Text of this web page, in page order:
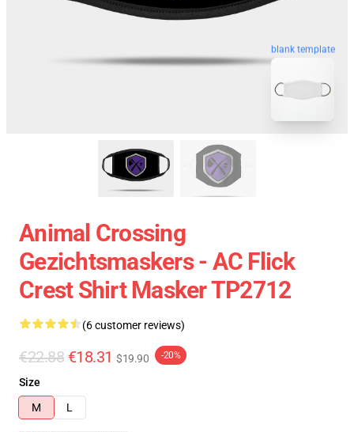
blank template
Animal Crossing
Gezichtsmaskers - AC Flick
Crest Shirt Masker TP2712
(6 customer reviews)
€22.88 €18.31 $19.90 -20%
Size
M
L